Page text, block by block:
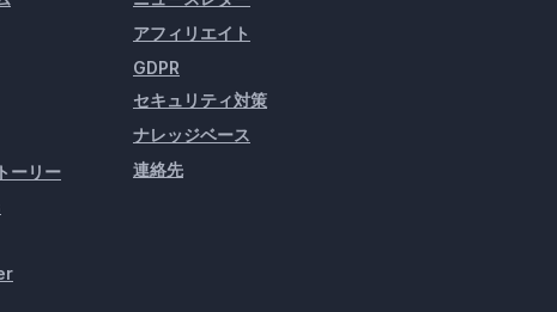
ーリー
アフィリエイト
GDPR
セキュリティ対策
ナレッジベース
連絡先